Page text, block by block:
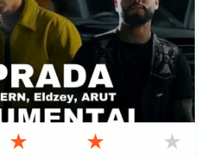
★ ★ ★